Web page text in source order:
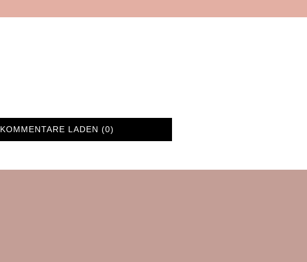
KOMMENTARE LADEN (0)